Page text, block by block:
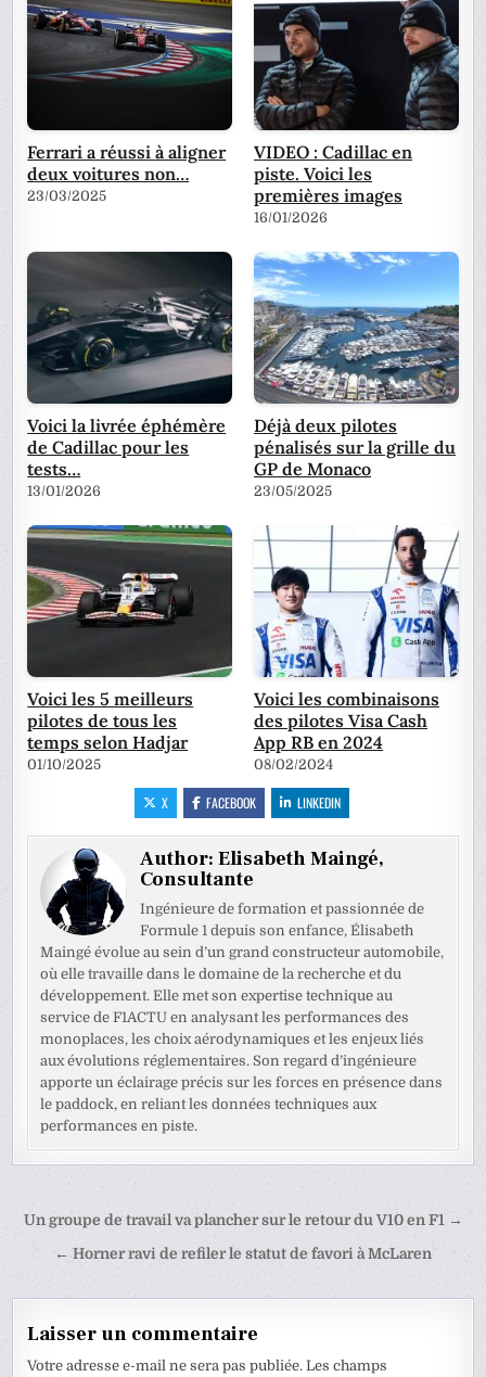
Ferrari a réussi à aligner
deux voitures non…
23/03/2025
VIDEO : Cadillac en
piste. Voici les
premières images
16/01/2026
Voici la livrée éphémère
de Cadillac pour les
tests…
13/01/2026
Déjà deux pilotes
pénalisés sur la grille du
GP de Monaco
23/05/2025
Voici les 5 meilleurs
pilotes de tous les
temps selon Hadjar
01/10/2025
Voici les combinaisons
des pilotes Visa Cash
App RB en 2024
08/02/2024
X FACEBOOK LINKEDIN
Author:Elisabeth Maingé,
Consultante
Ingénieure de formation et passionnée de
Formule 1 depuis son enfance, Élisabeth
Maingé évolue au sein d’un grand constructeur automobile,
où elle travaille dans le domaine de la recherche et du
développement. Elle met son expertise technique au
service de F1ACTU en analysant les performances des
monoplaces, les choix aérodynamiques et les enjeux liés
aux évolutions réglementaires. Son regard d’ingénieure
apporte un éclairage précis sur les forces en présence dans
le paddock, en reliant les données techniques aux
performances en piste.
Navigation
Un groupe de travail va plancher sur le retour du V10 en F1 →
← Horner ravi de refiler le statut de favori à McLaren
Laisser un commentaire
Votre adresse e-mail ne sera pas publiée. Les champs